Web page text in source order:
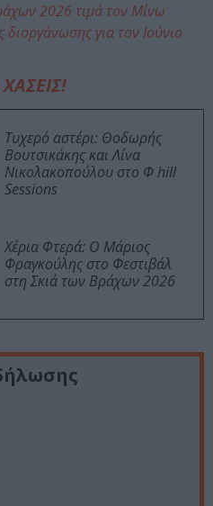
2026 τιμά τον Μίνω
για τον Ιούνιο
Τυχερό αστέρι: Θοδωρής
Βουτσικάκης και Λίνα
Νικολακοπούλου στο Φ hill
Sessions
Χέρια Φτερά: Ο Μάριος
Φραγκούλης στο Φεστιβάλ
στη Σκιά των Βράχων 2026